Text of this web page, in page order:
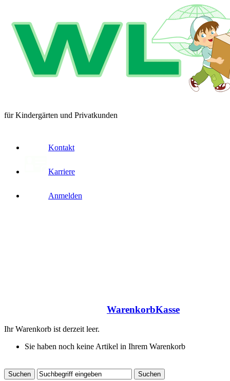
für Kindergärten und Privatkunden
Kontakt
Karriere
Anmelden
WarenkorbKasse
Ihr Warenkorb ist derzeit leer.
Sie haben noch keine Artikel in Ihrem Warenkorb